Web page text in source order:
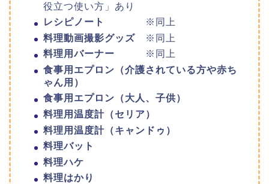
役立つ使い方」あり
レシピノート
※同上
料理動画撮影グッズ ※同上
料理用バーナー ※同上
食事用エプロン（介護されている方や赤ち
ゃん用）
食事用エプロン（大人、子供）
料理用温度計（セリア）
料理用温度計（キャンドゥ）
料理バット
料理ハケ
料理はかり